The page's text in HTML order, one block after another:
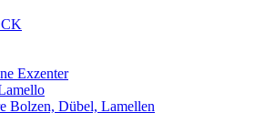
Exzenter
Bolzen, Dübel, Lamellen